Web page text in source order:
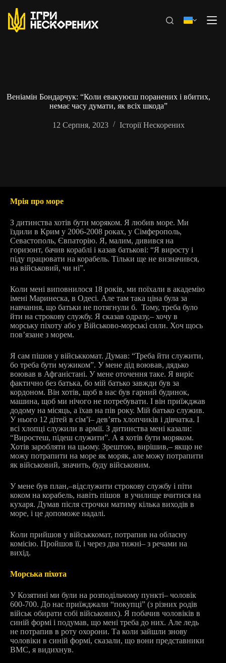
вмісту
Веніамін Бондарчук: “Коли евакуюєш поранених і вбитих,
немає часу думати, як всіх шкода”
12 Серпня, 2023 Історії Нескорених
Мрія про море
З дитинства хотів бути моряком. Я любив море. Ми
їздили в Крим у 2006-2008 роках, у Сімферополь,
Севастополь, Євпаторію. Я, малим, дивився на
горизонт, бачив кораблі і казав батькові: “Я виросту і
піду працювати на корабель. Тільки ще не визначився,
на військовий, чи ні”.
Коли мені виповнилося 18 років, ми поїхали в академію
імені Маринеска, в Одесі. Але там така ціна була за
навчання, що батьки не потягнули б. Тому, треба було
йти на строкову службу. Я сказав одразу,– хочу в
морську піхоту або у Військово-морські сили. Хоч щось
пов’язане з морем.
Я сам пішов у військкомат. Думав: “Треба йти служити,
бо треба бути мужиком”. У мене дід воював, дядько
воював в Афганістані. У мене оточення таке. Я виріс
фактично без батька, бо мій батько завжди був за
кордоном. Він хотів, щоб в нас був гарний будинок,
машина, щоб ми нічого не потребувати. І він приїжджав
додому на місяць, а їхав на пів року. Мій батько служив.
У нього 12 дітей в сім’ї– дев’ять хлопчиків і дівчатка. І
всі хлопці служили в армії. З дитинства мені казали:
“Виростеш, підеш служити”. А я хотів бути моряком.
Хотів заробляти на цьому. Зрештою, вирішив,– якщо не
можу потрапити на море як моряк, але можу потрапити
як військовий, значить, буду військовим.
У мене був план,–відслужити строкову службу і піти
коком на корабель, навіть пішов в училище вчитися на
кухаря. Думав після строчки матиму кілька виходів в
море, і це допоможе надалі.
Коли прийшов у військкомат, потрапив на обласну
комісію. Пройшов її, і через два тижні– з речами на
вихід.
Морська піхота
У Козятині ми були на розподільчому пункті– чоловік
600-700. До нас приїжджали “покупці” (з різних родів
військ обирати собі військових). Я побачив чоловіків в
синій формі і подумав, що мені треба до них. Але ледь
не потрапив в роту охорони. Та коли зайшли знову
чоловіки в синій формі, сказали, що вони представники
ВМС, я видихнув.